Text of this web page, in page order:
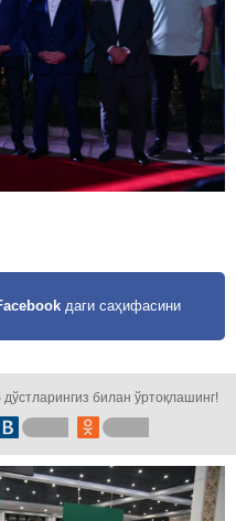
даги саҳифасини
билан ўртоқлашинг!